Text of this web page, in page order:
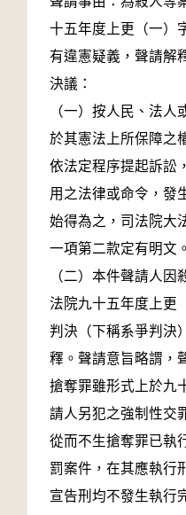
十五年度上更（一）
有違憲疑義，聲請解
決議：
（一）按人民、法
於其憲法上所保障之
依法定程序提起訴訟
用之法律或命令，發
始得為之，司法院大
一項第二款定有明文。
（二）本件聲請人
法院九十五年度上更
判決（下稱系爭判決
釋。聲請意旨略謂，
搶奪罪雖形式上於九
請人另犯之強制性交
從而不生搶奪罪已執
罰案件，在其應執行
宣告刑均不發生執行